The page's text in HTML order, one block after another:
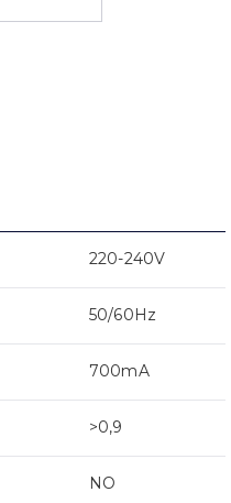
220-240V
50/60Hz
700mA
>0,9
NO